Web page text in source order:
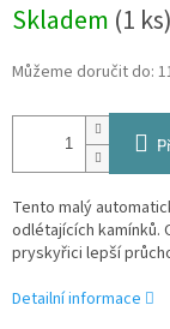
cena:
Skladem (1 ks)
Můžeme doručit do:
Tento malý
odlétajících kamínků.
pryskyřici lepší
Detailní informace